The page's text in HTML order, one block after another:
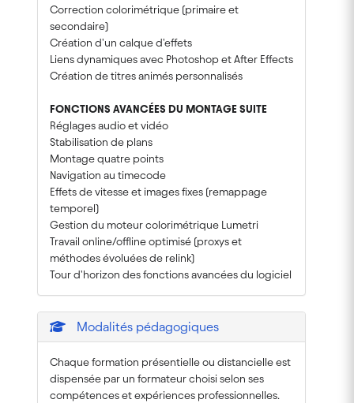
Correction colorimétrique (primaire et
secondaire)
Création d'un calque d'effets
Liens dynamiques avec Photoshop et After Effects
Création de titres animés personnalisés
FONCTIONS AVANCÉES DU MONTAGE SUITE
Réglages audio et vidéo
Stabilisation de plans
Montage quatre points
Navigation au timecode
Effets de vitesse et images fixes (remappage
temporel)
Gestion du moteur colorimétrique Lumetri
Travail online/offline optimisé (proxys et
méthodes évoluées de relink)
Tour d'horizon des fonctions avancées du logiciel
Modalités pédagogiques
Chaque formation présentielle ou distancielle est
dispensée par un formateur choisi selon ses
compétences et expériences professionnelles.